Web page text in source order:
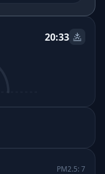
20:33
PM2.5: 7